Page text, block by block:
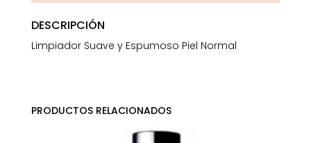
DESCRIPCIÓN
Limpiador Suave y Espumoso Piel Normal
PRODUCTOS RELACIONADOS